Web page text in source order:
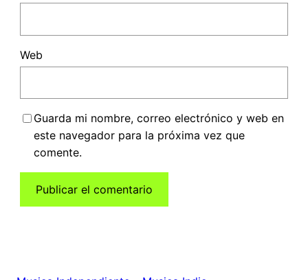
Web
Guarda mi nombre, correo electrónico y web en
este navegador para la próxima vez que
comente.